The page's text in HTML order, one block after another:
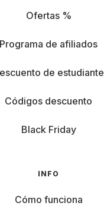
Ofertas %
Programa de afiliados
de estudiante
Códigos descuento
Black Friday
INFO
Cómo funciona